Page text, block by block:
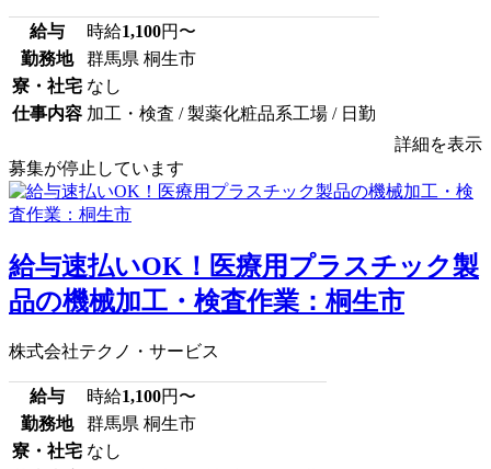
給与 時給1,100円〜
勤務地
群馬県 桐生市
寮・社宅 なし
仕事内容 加工・検査 / 製薬化粧品系工場 / 日勤
詳細を表示
募集が停止しています
給与速払いOK！医療用プラスチック製
品の機械加工・検査作業：桐生市
株式会社テクノ・サービス
給与 時給1,100円〜
勤務地
群馬県 桐生市
寮・社宅 なし